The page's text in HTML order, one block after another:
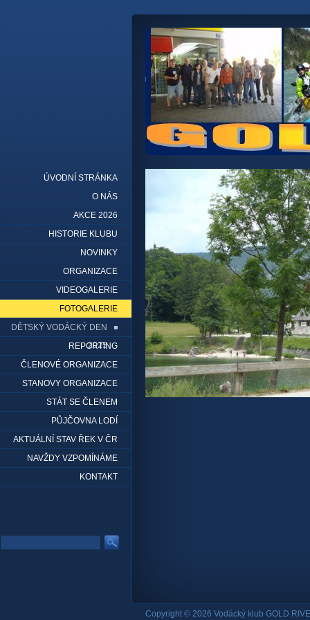
ÚVODNÍ STRÁNKA
O NÁS
AKCE 2026
HISTORIE KLUBU
NOVINKY
ORGANIZACE
VIDEOGALERIE
FOTOGALERIE
DĚTSKÝ VODÁCKÝ DEN
2025
REPORTING
ČLENOVÉ ORGANIZACE
STANOVY ORGANIZACE
STÁT SE ČLENEM
PŮJČOVNA LODÍ
AKTUÁLNÍ STAV ŘEK V ČR
NAVŽDY VZPOMÍNÁME
KONTAKT
Copyright © 2026 Vodácký klub GOLD